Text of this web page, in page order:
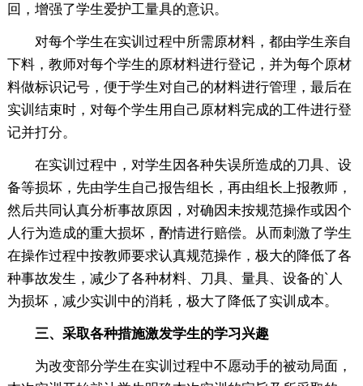
回，增强了学生爱护工量具的意识。
对每个学生在实训过程中所需原材料，都由学生亲自
下料，教师对每个学生的原材料进行登记，并为每个原材
料做标识记号，便于学生对自己的材料进行管理，最后在
实训结束时，对每个学生用自己原材料完成的工件进行登
记并打分。
在实训过程中，对学生因各种失误所造成的刀具、设
备等损坏，先由学生自己报告组长，再由组长上报教师，
然后共同认真分析事故原因，对确因未按规范操作或因个
人行为造成的重大损坏，酌情进行赔偿。从而刺激了学生
在操作过程中按教师要求认真规范操作，极大的降低了各
种事故发生，减少了各种材料、刀具、量具、设备的`人
为损坏，减少实训中的消耗，极大了降低了实训成本。
三、采取各种措施激发学生的学习兴趣
为改变部分学生在实训过程中不愿动手的被动局面，